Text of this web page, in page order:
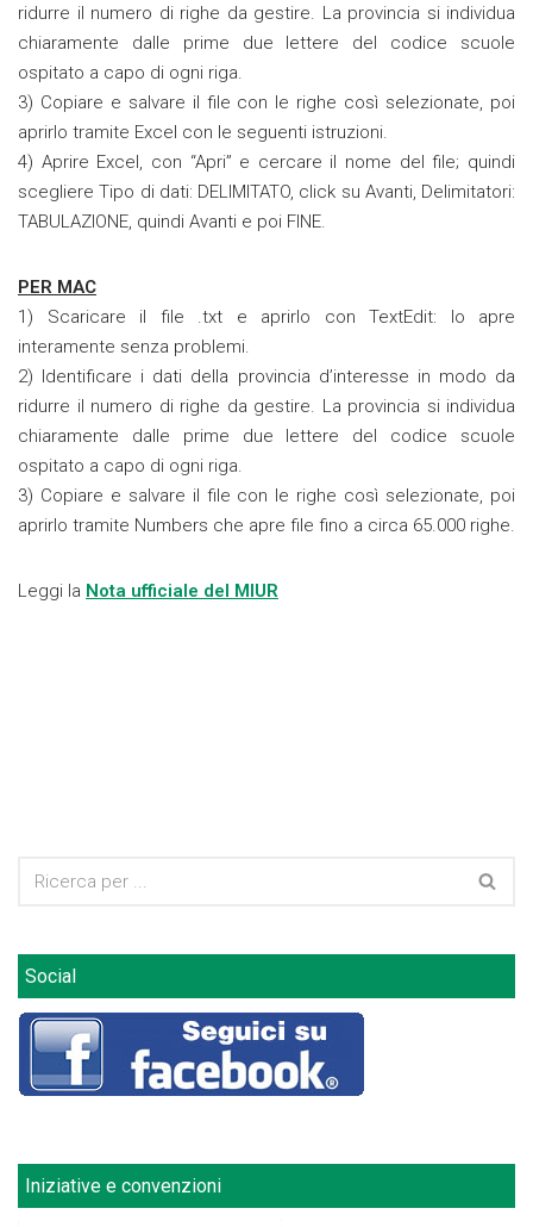
ridurre il numero di righe da gestire. La provincia si individua
chiaramente dalle prime due lettere del codice scuole
ospitato a capo di ogni riga.
3) Copiare e salvare il file con le righe così selezionate, poi
aprirlo tramite Excel con le seguenti istruzioni.
4) Aprire Excel, con “Apri” e cercare il nome del file; quindi
scegliere Tipo di dati: DELIMITATO, click su Avanti, Delimitatori:
TABULAZIONE, quindi Avanti e poi FINE.
PER MAC
1) Scaricare il file .txt e aprirlo con TextEdit: lo apre
interamente senza problemi.
2) Identificare i dati della provincia d’interesse in modo da
ridurre il numero di righe da gestire. La provincia si individua
chiaramente dalle prime due lettere del codice scuole
ospitato a capo di ogni riga.
3) Copiare e salvare il file con le righe così selezionate, poi
aprirlo tramite Numbers che apre file fino a circa 65.000 righe.
Leggi la Nota ufficiale del MIUR
Social
Iniziative e convenzioni